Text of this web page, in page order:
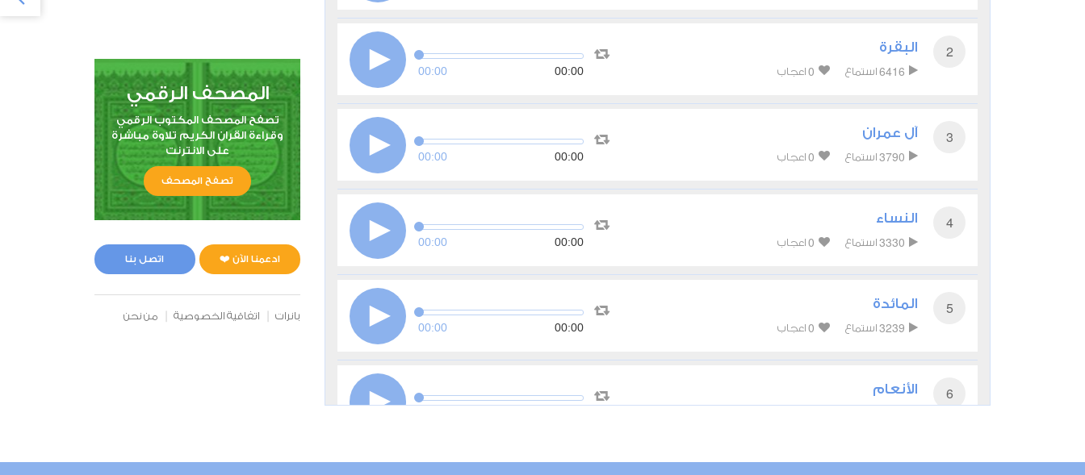
2 البقرة
6416 استماع 0 اعجاب 00:00 00:00
3 آل عمران
3790 استماع 0 اعجاب 00:00 00:00
4 النساء
3330 استماع 0 اعجاب 00:00 00:00
5 المائدة
3239 استماع 0 اعجاب 00:00 00:00
6 الأنعام
المصحف الرقمي
تصفح المصحف المكتوب الرقمي
وقراءة القران الكريم تلاوة مباشرة
على الانترنت
تصفح المصحف
ادعمنا الآن ❤️ اتصل بنا
بانرات اتفاقية الخصوصية من نحن